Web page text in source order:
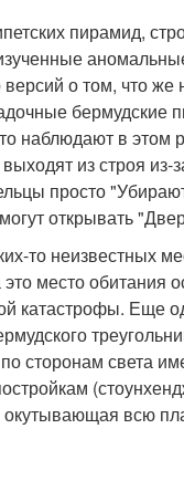
пирамид,
о том, что же
бермудские
наблюдают в этом
из строя из-
просто
открывать
то неизвестных
место обитания
катастрофы. Еще
сторонам света
окутывающая всю